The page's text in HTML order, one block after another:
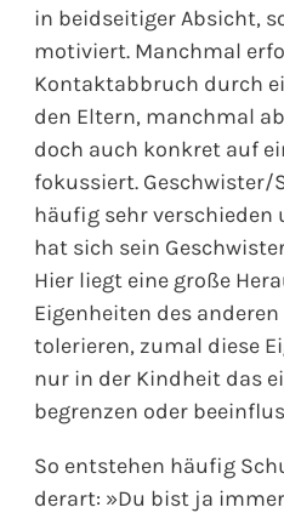
in beidseitiger Absicht,
motiviert. Manchmal
Kontaktabbruch durch
den Eltern, manchmal
doch auch konkret auf
fokussiert. Geschwister/
häufig sehr verschieden
hat sich sein
Hier liegt eine große
Eigenheiten des
tolerieren, zumal diese
nur in der Kindheit das
begrenzen oder
So entstehen häufig
derart: »Du bist ja